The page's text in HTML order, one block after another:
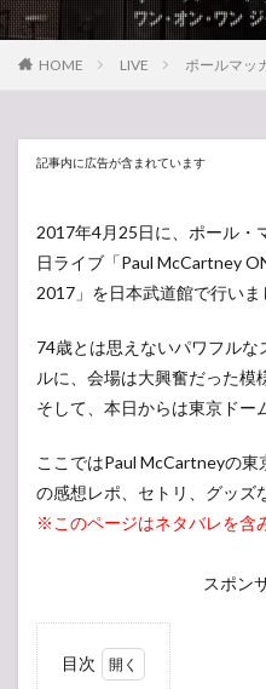
HOME LIVE ポールマッ
記事内に広告が含まれています
2017年4月25日に、ポール・
日ライブ「Paul McCartney
2017」を日本武道館で行いま
74歳とは思えないパワフル
ルに、会場は大興奮だった模
そして、本日からは東京ドー
ここではPaul McCartneyの
の感想レポ、セトリ、グッズ
※このページはネタバレを含
スポン
目次